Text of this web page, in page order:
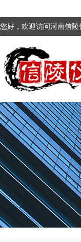
您好，欢迎访问河南信陵